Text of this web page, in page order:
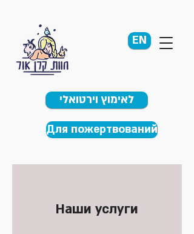
לאימוץ וירטואלי
EN
Для пожертвований
Наши услуги